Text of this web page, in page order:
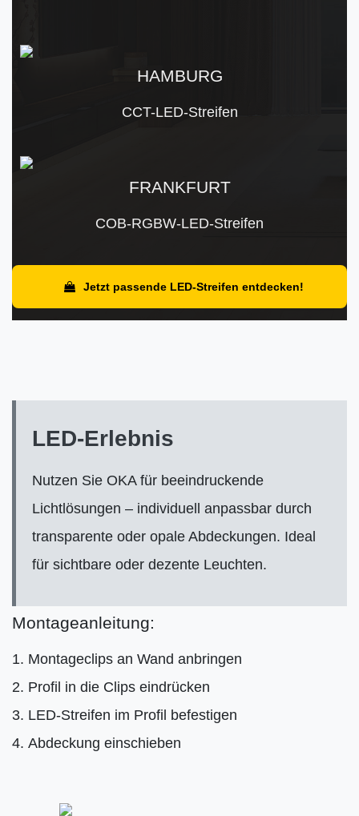
HAMBURG
CCT-LED-Streifen
FRANKFURT
COB-RGBW-LED-Streifen
Jetzt passende LED-Streifen entdecken!
LED-Erlebnis
Nutzen Sie OKA für beeindruckende
Lichtlösungen – individuell anpassbar durch
transparente oder opale Abdeckungen. Ideal
für sichtbare oder dezente Leuchten.
Montageanleitung:
Montageclips an Wand anbringen
Profil in die Clips eindrücken
LED-Streifen im Profil befestigen
Abdeckung einschieben